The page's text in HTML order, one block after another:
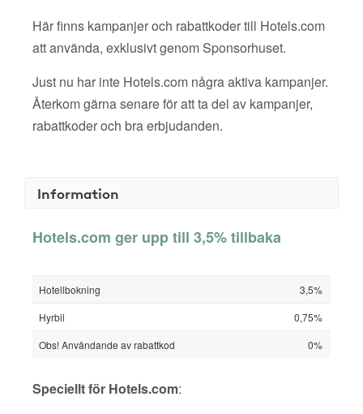
Här finns kampanjer och rabattkoder till Hotels.com
att använda, exklusivt genom Sponsorhuset.
Just nu har inte Hotels.com några aktiva kampanjer.
Återkom gärna senare för att ta del av kampanjer,
rabattkoder och bra erbjudanden.
Information
Hotels.com ger upp till 3,5% tillbaka
Hotellbokning
3,5%
Hyrbil
0,75%
Obs! Användande av rabattkod
0%
Speciellt för Hotels.com: